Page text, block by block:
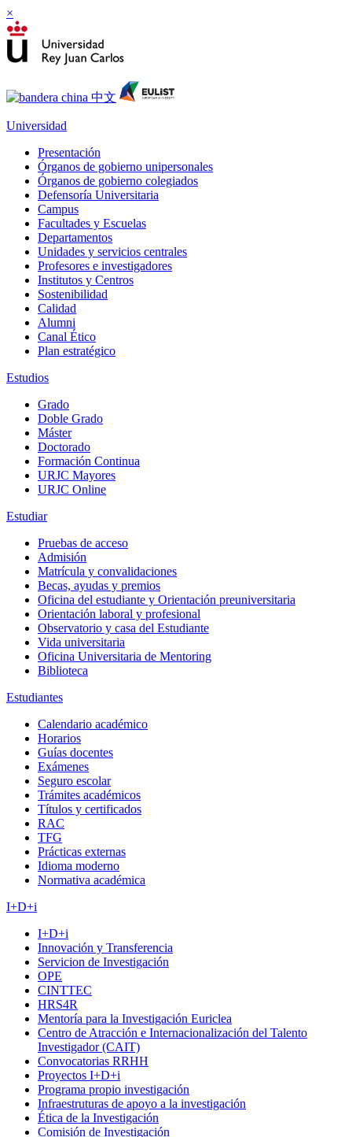
×
Universidad
Presentación
Órganos de gobierno unipersonales
Órganos de gobierno colegiados
Defensoría Universitaria
Campus
Facultades y Escuelas
Departamentos
Unidades y servicios centrales
Profesores e investigadores
Institutos y Centros
Sostenibilidad
Calidad
Alumni
Canal Ético
Plan estratégico
Estudios
Grado
Doble Grado
Máster
Doctorado
Formación Continua
URJC Mayores
URJC Online
Estudiar
Pruebas de acceso
Admisión
Matrícula y convalidaciones
Becas, ayudas y premios
Oficina del estudiante y Orientación preuniversitaria
Orientación laboral y profesional
Observatorio y casa del Estudiante
Vida universitaria
Oficina Universitaria de Mentoring
Biblioteca
Estudiantes
Calendario académico
Horarios
Guías docentes
Exámenes
Seguro escolar
Trámites académicos
Títulos y certificados
RAC
TFG
Prácticas externas
Idioma moderno
Normativa académica
I+D+i
I+D+i
Innovación y Transferencia
Servicion de Investigación
OPE
CINTTEC
HRS4R
Mentoría para la Investigación Euriclea
Centro de Atracción e Internacionalización del Talento
Investigador (CAIT)
Convocatorias RRHH
Proyectos I+D+i
Programa propio investigación
Infraestruturas de apoyo a la investigación
Ética de la Investigación
Comisión de Investigación